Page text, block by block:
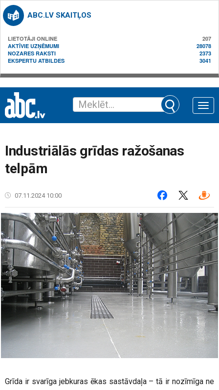
ABC.LV SKAITĻOS
LIETOTĀJI ONLINE
207
AKTĪVIE UZŅĒMUMI
28078
NOZARES RAKSTI
2373
EKSPERTU ATBILDES
3041
Toggle
Industriālās grīdas ražošanas
telpām
07.11.2024 10:00
Grīda ir svarīga jebkuras ēkas sastāvdaļa – tā ir nozīmīga ne